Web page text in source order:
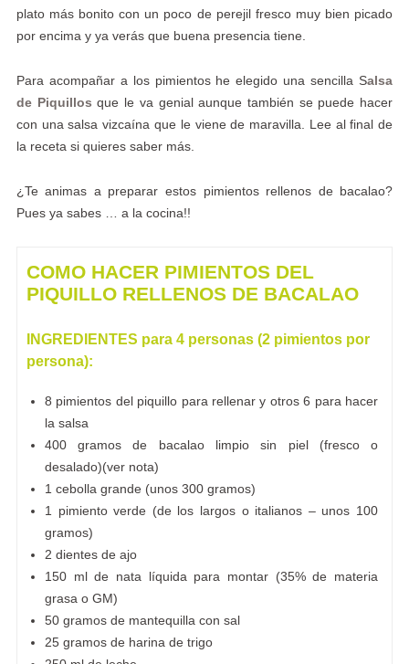
plato más bonito con un poco de perejil fresco muy bien picado
por encima y ya verás que buena presencia tiene.
Para acompañar a los pimientos he elegido una sencilla Salsa
de Piquillos que le va genial aunque también se puede hacer
con una salsa vizcaína que le viene de maravilla. Lee al final de
la receta si quieres saber más.
¿Te animas a preparar estos pimientos rellenos de bacalao?
Pues ya sabes … a la cocina!!
COMO HACER PIMIENTOS DEL
PIQUILLO RELLENOS DE BACALAO
INGREDIENTES para 4 personas (2 pimientos por
persona):
8 pimientos del piquillo para rellenar y otros 6 para hacer
la salsa
400 gramos de bacalao limpio sin piel (fresco o
desalado)(ver nota)
1 cebolla grande (unos 300 gramos)
1 pimiento verde (de los largos o italianos – unos 100
gramos)
2 dientes de ajo
150 ml de nata líquida para montar (35% de materia
grasa o GM)
50 gramos de mantequilla con sal
25 gramos de harina de trigo